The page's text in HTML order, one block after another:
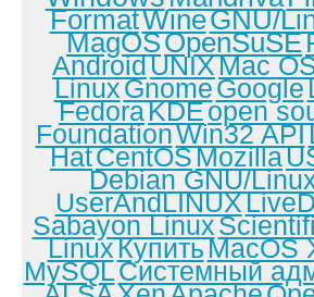
FormatWineGNU/
MagOSOpenSuSE
AndroidUNIXMac
LinuxGnomeGoogle
FedoraKDEopen
FoundationWin32 API
HatCentOSMozilla
Debian GNU/
UserAndLINUX
Sabayon Linux
LinuxКупитьMacOS
MySQLСистемный